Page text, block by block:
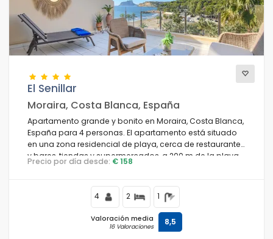
El Senillar
Moraira, Costa Blanca, España
Apartamento grande y bonito en Moraira, Costa Blanca,
España para 4 personas. El apartamento está situado
en una zona residencial de playa, cerca de restaurantes
y bares, tiendas y supermercados, a 200 m de la playa
de L'Ampolla y a 0,2 km del Mediterráneo.
Precio por día desde: € 158
4 2 1
Valoración media
16 Valoraciones 8,5